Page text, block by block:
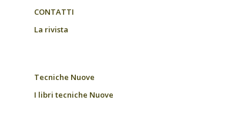
CONTATTI
La rivista
Tecniche Nuove
I libri tecniche Nuove